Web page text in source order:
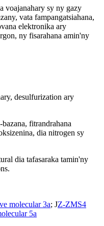
voajanahary sy ny gazy
vata fampangatsiahana,
elektronika ary
ny fisarahana amin'ny
desulfurization ary
fitrandrahana
dia nitrogen sy
dia tafasaraka tamin'ny
molecular 3a; JZ-ZMS4
5a